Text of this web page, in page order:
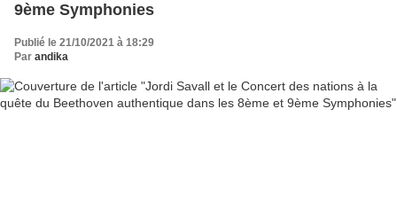
9ème Symphonies
Publié le 21/10/2021 à 18:29
Par andika